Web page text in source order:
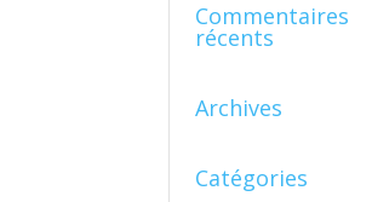
Commentaires
récents
Archives
Catégories